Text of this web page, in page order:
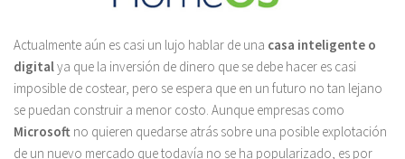
Actualmente aún es casi un lujo hablar de una casa inteligente o
digitalya que la inversión de dinero que se debe hacer es casi
imposible de costear, pero se espera que en un futuro no tan lejano
se puedan construir a menor costo. Aunque empresas como
Microsoft no quieren quedarse atrás sobre una posible explotación
de un nuevo mercado que todavía no se ha popularizado, es por